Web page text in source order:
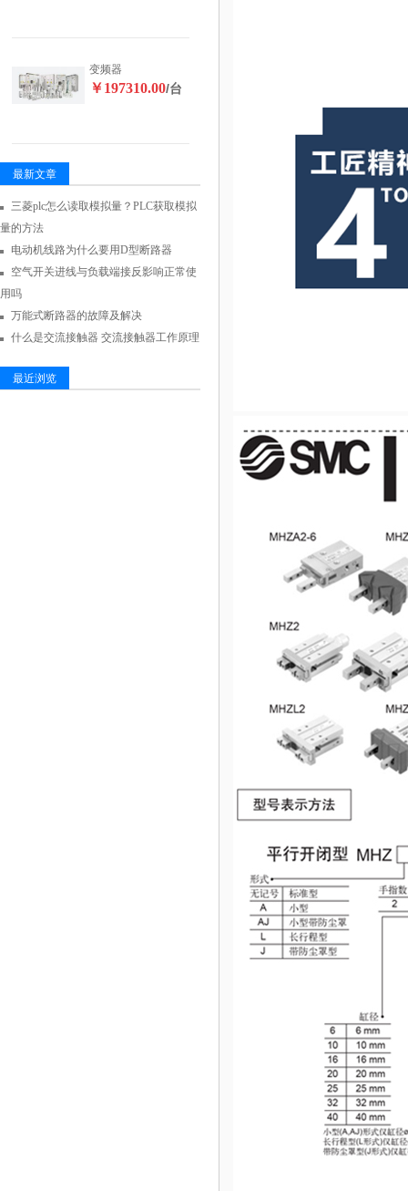
变频器
￥197310.00/台
最新文章
三菱plc怎么读取模拟量？PLC获取模拟
量的方法
电动机线路为什么要用D型断路器
空气开关进线与负载端接反影响正常使
用吗
万能式断路器的故障及解决
什么是交流接触器 交流接触器工作原理
最近浏览